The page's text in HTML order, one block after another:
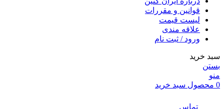
قوانین و مقررات
لیست قیمت
علاقه مندی
ورود / ثبت نام
سبد خرید
بستن
منو
0 محصول سبد خرید
تماس